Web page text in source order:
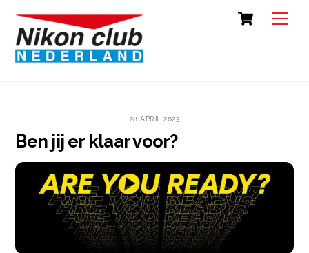
content
Cart
28 APRIL 2023
Ben jij er klaar voor?